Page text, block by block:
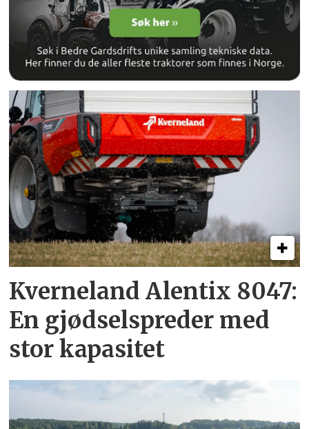
Kverneland Alentix 8047:
En gjødsel­spreder med
stor kapasitet